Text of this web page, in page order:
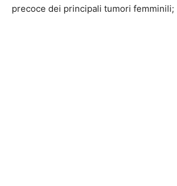
precoce dei principali tumori femminili;